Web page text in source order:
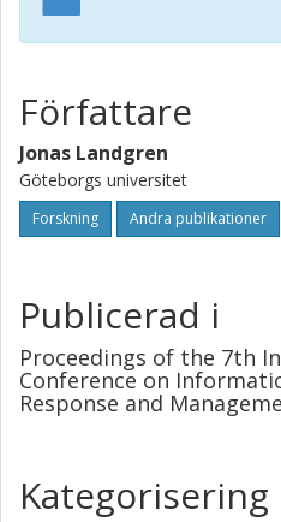
Författare
Jonas Landgren
Göteborgs universitet
Forskning Andra publikationer
Publicerad i
Proceedings of the 7th
Conference on
Response and
Kategorisering